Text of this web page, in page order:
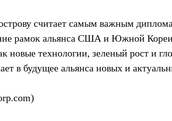
считает самым важным
рамок альянса США и Южной
новые технологии, зеленый рост и
в будущее альянса новых и